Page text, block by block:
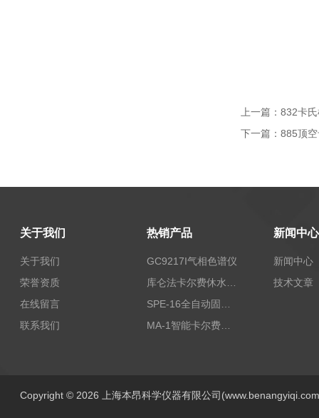
上一篇： 832卡
下一篇： 885顶
关于我们
关于我们
荣誉资质
在线留言
联系我们
热销产品
GC9217I气相色谱仪
MA-1智能卡尔费休水分测定仪
新闻中心
新闻中心
技术文章
Copyright © 2026 上海本昂科学仪器有限公司